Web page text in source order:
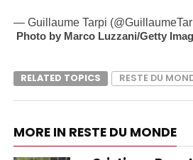
— Guillaume Tarpi
Photo by Marco Luzzani/Getty
RELATED TOPICS RESTE DU
MORE IN RESTE DU MONDE